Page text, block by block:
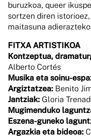
buruzkoa, queer
sortzen diren
maitasuna
FITXA ARTISTIKOA
Kontzeptua,
Alberto Cortés
Musika eta soinu-
Argiztatzea: Benito
Jantziak: Gloria
Mugimenduko
Eszena-guneko
Argazkia eta bideoa: